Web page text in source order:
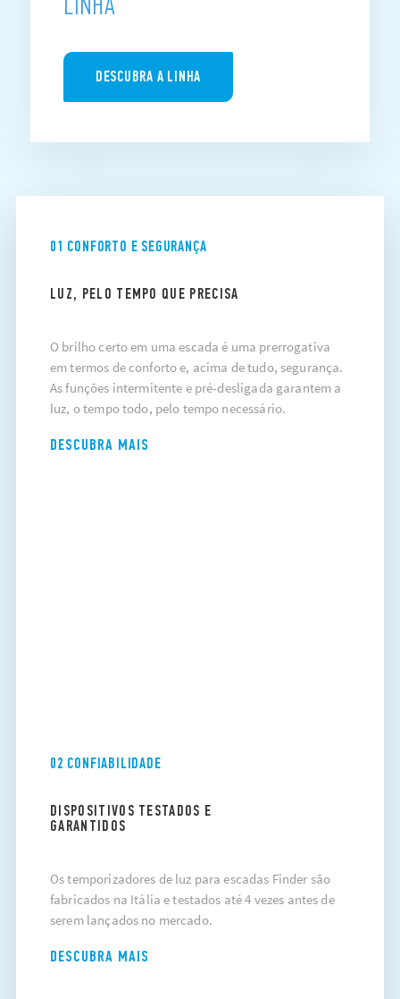
DESCUBRA A LINHA
01 CONFORTO E SEGURANÇA
LUZ, PELO TEMPO QUE PRECISA
O brilho certo em uma escada é uma prerrogativa
em termos de conforto e, acima de tudo, segurança.
As funções intermitente e pré-desligada garantem a
luz, o tempo todo, pelo tempo necessário.
DESCUBRA MAIS
02 CONFIABILIDADE
DISPOSITIVOS TESTADOS E
GARANTIDOS
Os temporizadores de luz para escadas Finder são
fabricados na Itália e testados até 4 vezes antes de
serem lançados no mercado.
DESCUBRA MAIS